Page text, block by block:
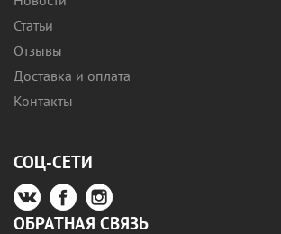
Статьи
Отзывы
Доставка и оплата
Контакты
СОЦ-СЕТИ
ОБРАТНАЯ СВЯЗЬ